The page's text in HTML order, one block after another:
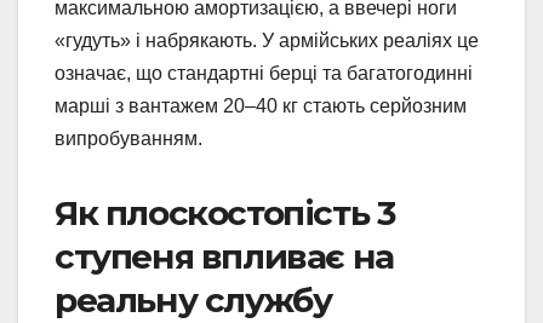
максимальною амортизацією, а ввечері ноги
«гудуть» і набрякають. У армійських реаліях це
означає, що стандартні берці та багатогодинні
марші з вантажем 20–40 кг стають серйозним
випробуванням.
Як плоскостопість 3
ступеня впливає на
реальну службу